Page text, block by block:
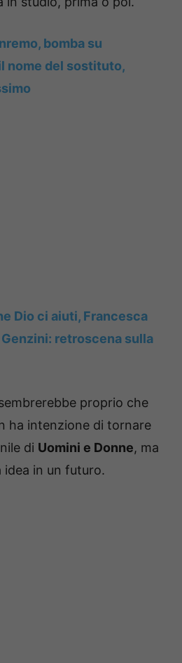
bomba su
nome del sostituto,
Dio ci aiuti, Francesca
retroscena sulla
proprio che
ha intenzione di tornare
di Uomini e Donne, ma
idea in un futuro.